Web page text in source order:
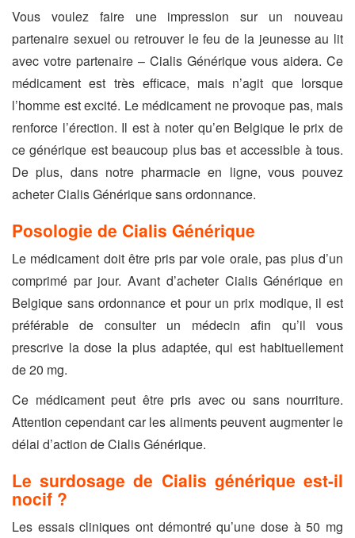
Vous voulez faire une impression sur un nouveau
partenaire sexuel ou retrouver le feu de la jeunesse au lit
avec votre partenaire – Cialis Générique vous aidera. Ce
médicament est très efficace, mais n’agit que lorsque
l’homme est excité. Le médicament ne provoque pas, mais
renforce l’érection. Il est à noter qu’en Belgique le prix de
ce générique est beaucoup plus bas et accessible à tous.
De plus, dans notre pharmacie en ligne, vous pouvez
acheter Cialis Générique sans ordonnance.
Posologie de Cialis Générique
Le médicament doit être pris par voie orale, pas plus d’un
comprimé par jour. Avant d’acheter Cialis Générique en
Belgique sans ordonnance et pour un prix modique, il est
préférable de consulter un médecin afin qu’il vous
prescrive la dose la plus adaptée, qui est habituellement
de 20 mg.
Ce médicament peut être pris avec ou sans nourriture.
Attention cependant car les aliments peuvent augmenter le
délai d’action de Cialis Générique.
Le surdosage de Cialis générique est-il
nocif ?
Les essais cliniques ont démontré qu’une dose à 50 mg